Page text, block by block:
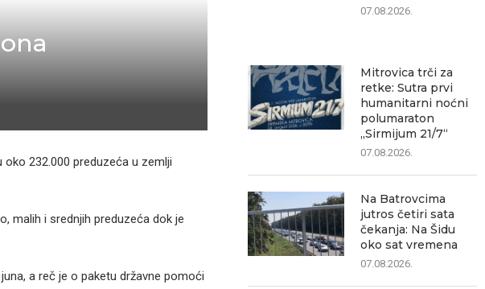
oko 232.000 preduzeća u zemlji
malih i srednjih preduzeća dok je
a reč je o paketu državne pomoći
07.08.2026.
Mitrovica trči za
retke: Sutra prvi
humanitarni noćni
polumaraton
„Sirmijum 21/7“
07.08.2026.
Na Batrovcima
jutros četiri sata
čekanja: Na Šidu
oko sat vremena
07.08.2026.